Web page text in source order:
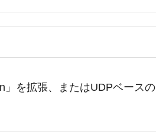
を拡張、またはUDPベースの